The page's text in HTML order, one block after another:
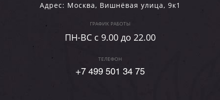
Адрес: Москва, Вишнёвая улица, 9к1
ГРАФИК РАБОТЫ
ПН-ВC c 9.00 до 22.00
ТЕЛЕФОН
+7 499 501 34 75